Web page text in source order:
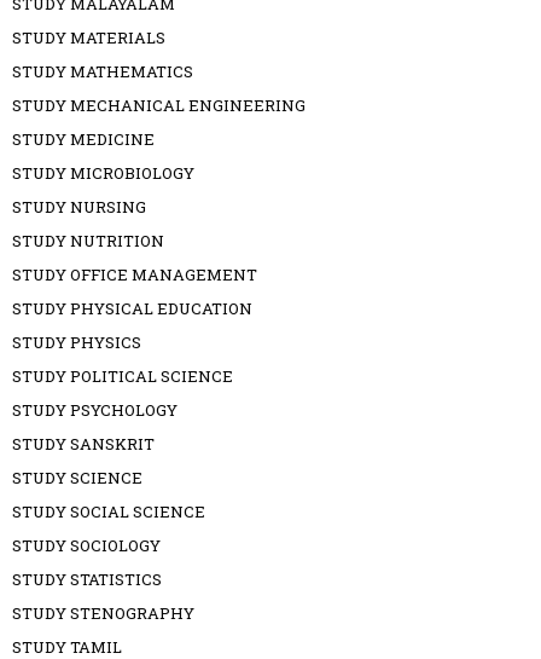
STUDY MATERIALS
STUDY MATHEMATICS
STUDY MECHANICAL ENGINEERING
STUDY MEDICINE
STUDY MICROBIOLOGY
STUDY NURSING
STUDY NUTRITION
STUDY OFFICE MANAGEMENT
STUDY PHYSICAL EDUCATION
STUDY PHYSICS
STUDY POLITICAL SCIENCE
STUDY PSYCHOLOGY
STUDY SANSKRIT
STUDY SCIENCE
STUDY SOCIAL SCIENCE
STUDY SOCIOLOGY
STUDY STATISTICS
STUDY STENOGRAPHY
STUDY TAMIL